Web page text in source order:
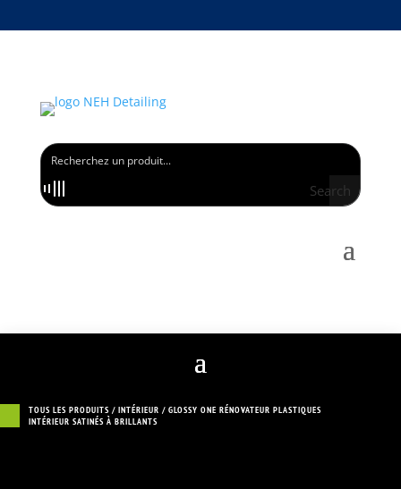
Search
TOUS LES PRODUITS /INTÉRIEUR /GLOSSY ONE RÉNOVATEUR PLASTIQUES
INTÉRIEUR SATINÉS À BRILLANTS